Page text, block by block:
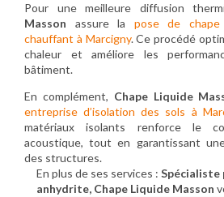
Pour une meilleure diffusion
Masson assure la pose de
chauffant à Marcigny. Ce procédé
chaleur et améliore les
bâtiment.
En complément, Chape Liquide
entreprise d’isolation des sols à
matériaux isolants renforce le
acoustique, tout en garantissant
des structures.
En plus de ses services : Spécialiste
anhydrite, Chape Liquide Masson